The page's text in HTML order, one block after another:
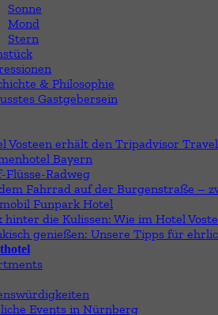
Sonne
Mond
Stern
& Philosophie
Gastgebersein
Vosteen erhält den Tripadvisor
Bayern
Flüsse-Radweg
Fahrrad auf der Burgenstraße –
Funpark Hotel
hinter die Kulissen: Wie im Hotel
genießen: Unsere Tipps für
Events in Nürnberg